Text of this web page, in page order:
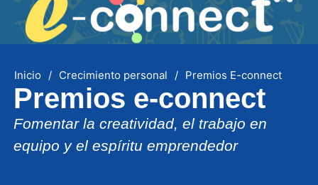
Inicio / Crecimiento personal / Premios E-connect
Premios e-connect
Fomentar la creatividad, el trabajo en
equipo y el espíritu emprendedor